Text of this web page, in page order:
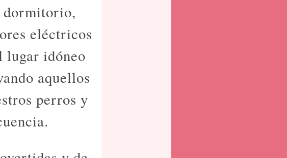
dormitorio,
eléctricos
lugar idóneo
aquellos
perros y